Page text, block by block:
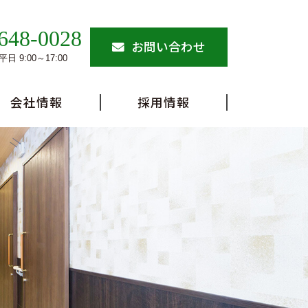
0028
日 9:00～17:00
お問い合わせ
会社情報 採用情報